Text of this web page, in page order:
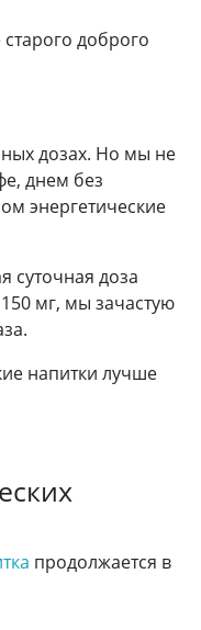
доброго
дозах. Но мы не
днем без
энергетические
суточная доза
мг, мы зачастую
напитки лучше
продолжается в